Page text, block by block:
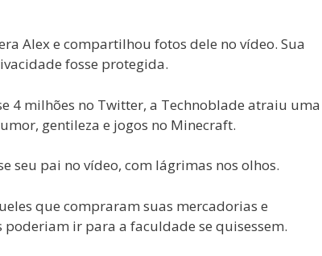
Alex e compartilhou fotos dele no vídeo. Sua
fosse protegida.
4 milhões no Twitter, a Technoblade atraiu uma
gentileza e jogos no Minecraft.
seu pai no vídeo, com lágrimas nos olhos.
que compraram suas mercadorias e
ir para a faculdade se quisessem.